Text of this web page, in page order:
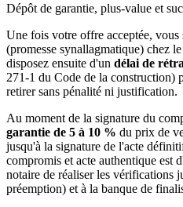
Dépôt de garantie, plus-value et
Une fois votre offre acceptée, vous
(promesse synallagmatique) chez
disposez ensuite d'un délai de
271-1 du Code de la construction)
retirer sans pénalité ni justification.
Au moment de la signature du
garantie de 5 à 10 % du prix de
jusqu'à la signature de l'acte
compromis et acte authentique est
notaire de réaliser les vérifications
préemption) et à la banque de